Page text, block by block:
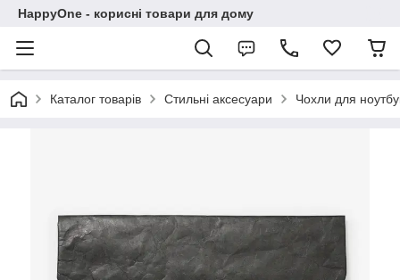
HappyOne - корисні товари для дому
Каталог товарів Стильні аксесуари Чохли для